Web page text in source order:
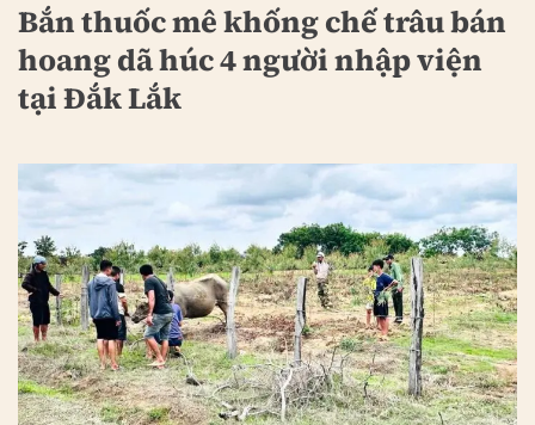
Bắn thuốc mê khống chế trâu bán
hoang dã húc 4 người nhập viện
tại Đắk Lắk